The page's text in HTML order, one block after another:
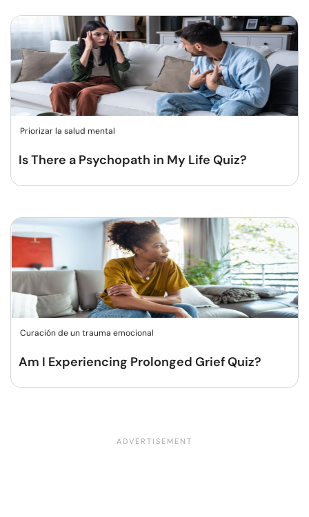
Priorizar la salud mental
Is There a Psychopath in My Life Quiz?
Curación de un trauma emocional
Am I Experiencing Prolonged Grief Quiz?